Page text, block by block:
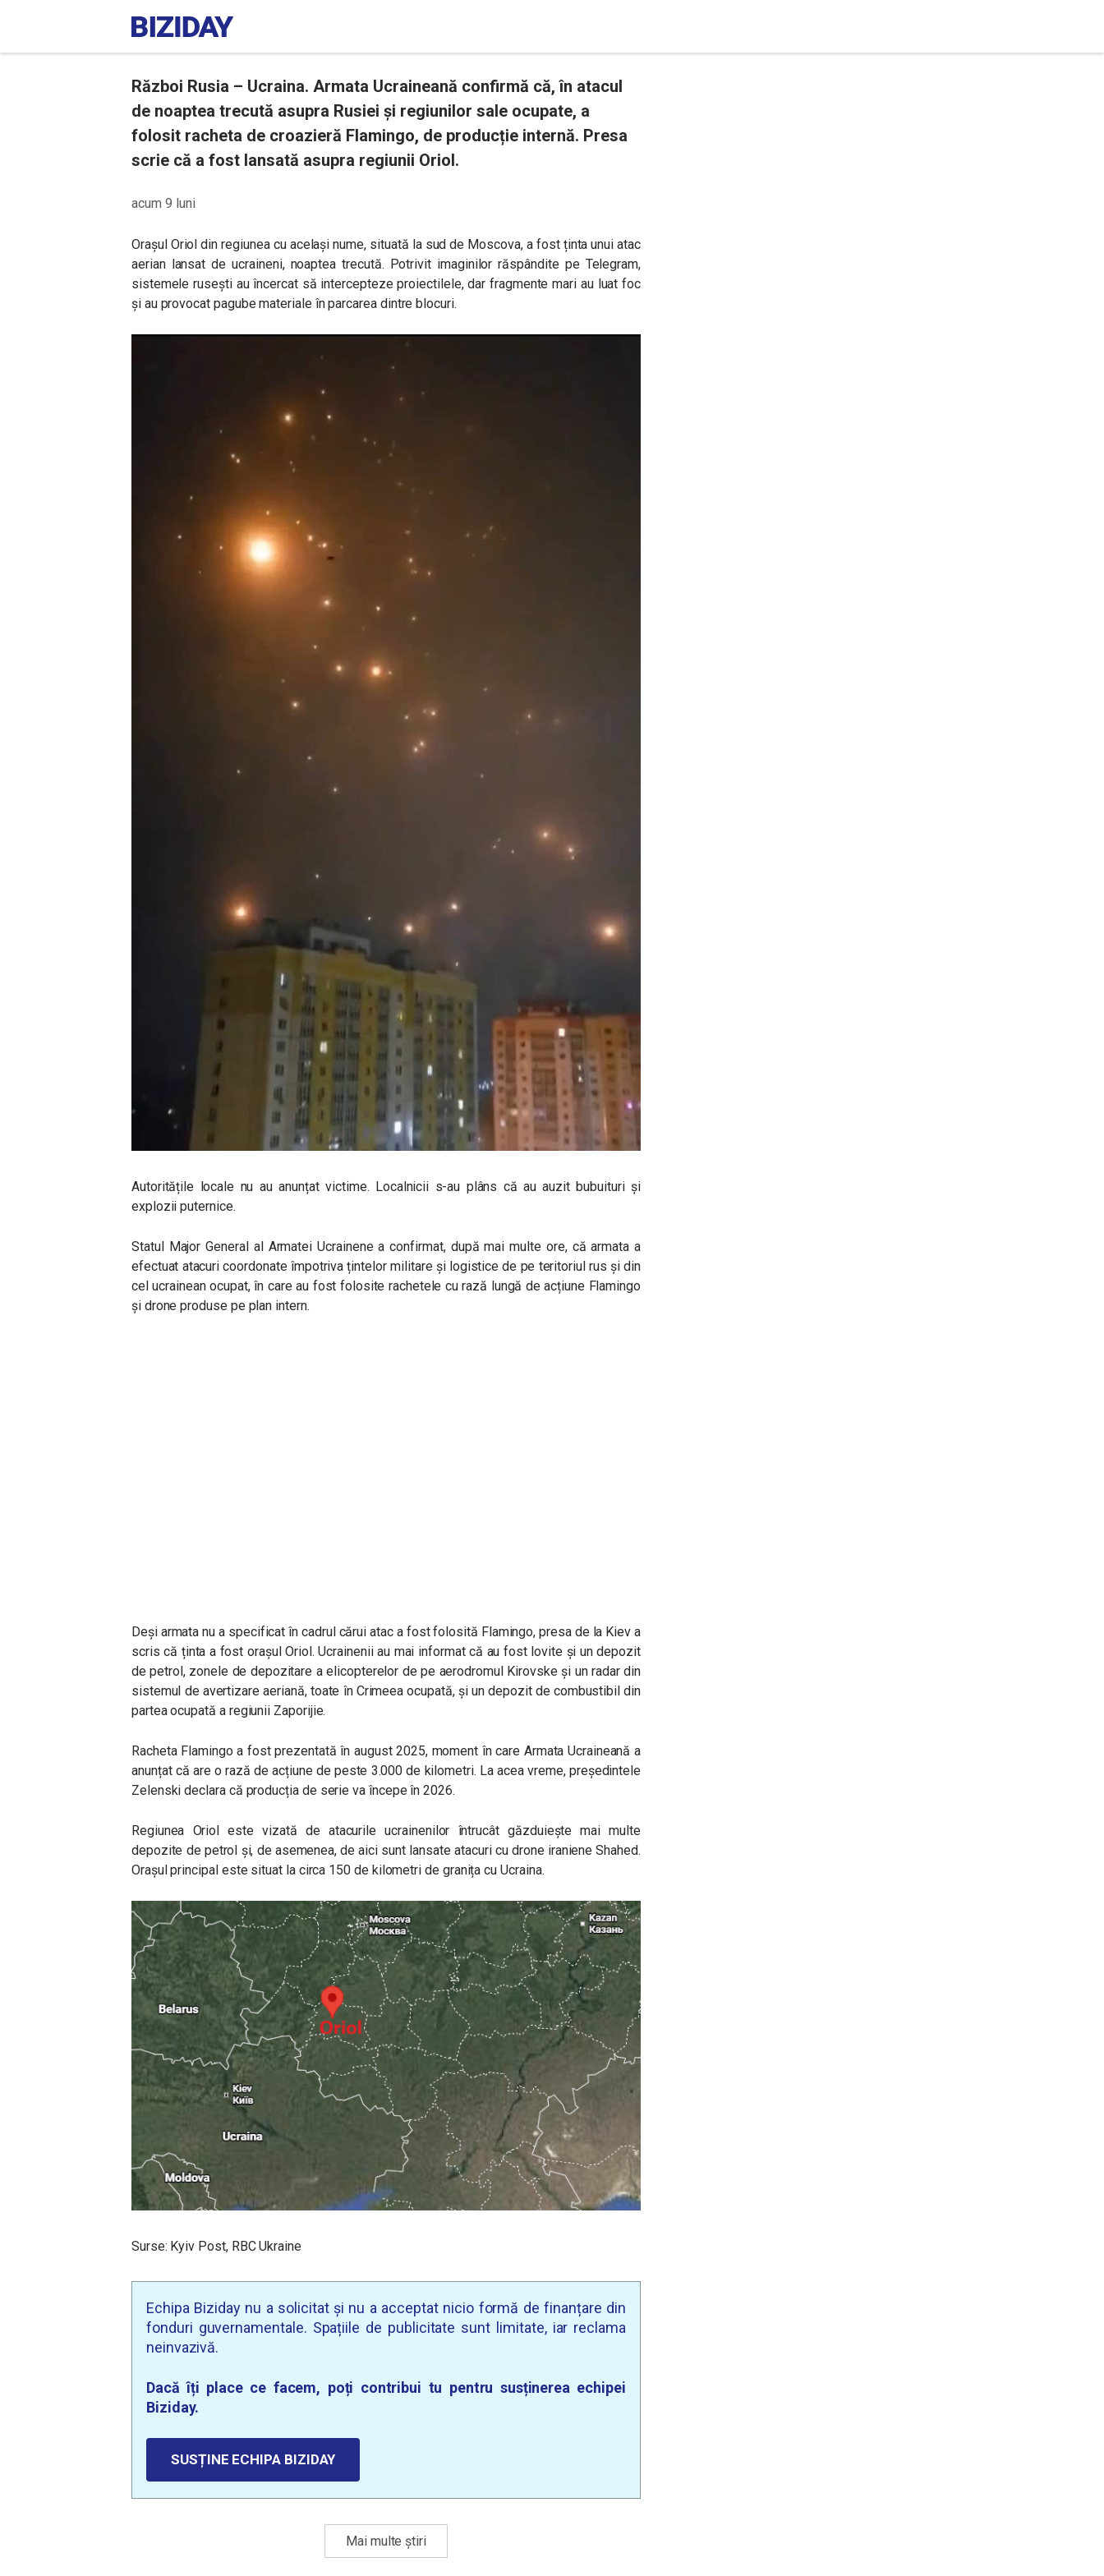
Război Rusia – Ucraina. Armata Ucraineană confirmă că, în atacul
de noaptea trecută asupra Rusiei și regiunilor sale ocupate, a
folosit racheta de croazieră Flamingo, de producție internă. Presa
scrie că a fost lansată asupra regiunii Oriol.
acum 9 luni
Orașul Oriol din regiunea cu același nume, situată la sud de Moscova, a fost ținta unui atac
aerian lansat de ucraineni, noaptea trecută. Potrivit imaginilor răspândite pe Telegram,
sistemele rusești au încercat să intercepteze proiectilele, dar fragmente mari au luat foc
și au provocat pagube materiale în parcarea dintre blocuri.
Autoritățile locale nu au anunțat victime. Localnicii s-au plâns că au auzit bubuituri și
explozii puternice.
Statul Major General al Armatei Ucrainene a confirmat, după mai multe ore, că armata a
efectuat atacuri coordonate împotriva țintelor militare și logistice de pe teritoriul rus și din
cel ucrainean ocupat, în care au fost folosite rachetele cu rază lungă de acțiune Flamingo
și drone produse pe plan intern.
Deși armata nu a specificat în cadrul cărui atac a fost folosită Flamingo, presa de la Kiev a
scris că ținta a fost orașul Oriol. Ucrainenii au mai informat că au fost lovite și un depozit
de petrol, zonele de depozitare a elicopterelor de pe aerodromul Kirovske și un radar din
sistemul de avertizare aeriană, toate în Crimeea ocupată, și un depozit de combustibil din
partea ocupată a regiunii Zaporijie.
Racheta Flamingo a fost prezentată în august 2025, moment în care Armata Ucraineană a
anunțat că are o rază de acțiune de peste 3.000 de kilometri. La acea vreme, președintele
Zelenski declara că producția de serie va începe în 2026.
Regiunea Oriol este vizată de atacurile ucrainenilor întrucât găzduiește mai multe
depozite de petrol și, de asemenea, de aici sunt lansate atacuri cu drone iraniene Shahed.
Orașul principal este situat la circa 150 de kilometri de granița cu Ucraina.
Surse: Kyiv Post, RBC Ukraine
Echipa Biziday nu a solicitat și nu a acceptat nicio formă de finanțare din
fonduri guvernamentale. Spațiile de publicitate sunt limitate, iar reclama
neinvazivă.
Dacă îți place ce facem, poți contribui tu pentru susținerea echipei
Biziday.
SUSȚINE ECHIPA BIZIDAY
Mai multe știri